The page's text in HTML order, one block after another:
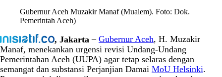
Gubernur Aceh Muzakir Manaf (Mualem). Foto: Dok.
Pemerintah Aceh)
, Jakarta – Gubernur Aceh, H. Muzakir
Manaf, menekankan urgensi revisi Undang-Undang
Pemerintahan Aceh (UUPA) agar tetap selaras dengan
semangat dan substansi Perjanjian Damai MoU Helsinki.